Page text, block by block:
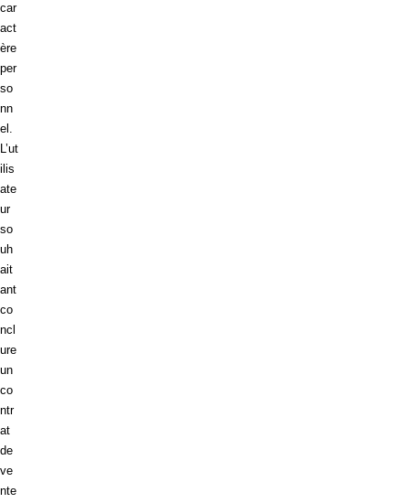
car
act
ère
per
so
nn
el.
L’ut
ilis
ate
ur
so
uh
ait
ant
co
ncl
ure
un
co
ntr
at
de
ve
nte